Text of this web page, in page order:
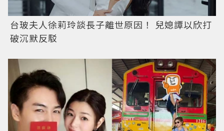
台玻夫人徐莉玲談長子離世原因！ 兒媳譚以欣打
破沉默反駁